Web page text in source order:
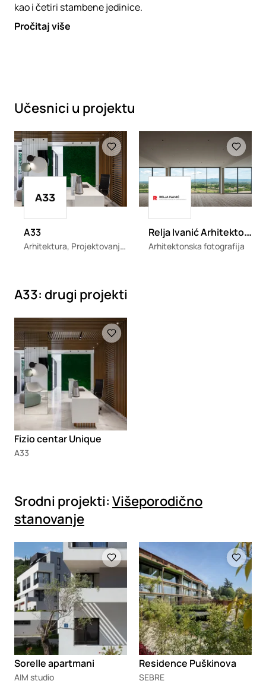
kao i četiri stambene jedinice.
Pročitaj više
Učesnici u projektu
Loading
A33
Arhitektura, Projektovanje enterijera
Loading
R
elja Ivanić Arhitektonska Fotografija
Arhitektonska fotografija
A33: drugi projekti
Loading
Fizio centar Unique
A33
Srodni projekti: Višeporodično
stanovanje
Loading
Sorelle apartmani
AIM studio
Loading
Residence Puškinova
SEBRE